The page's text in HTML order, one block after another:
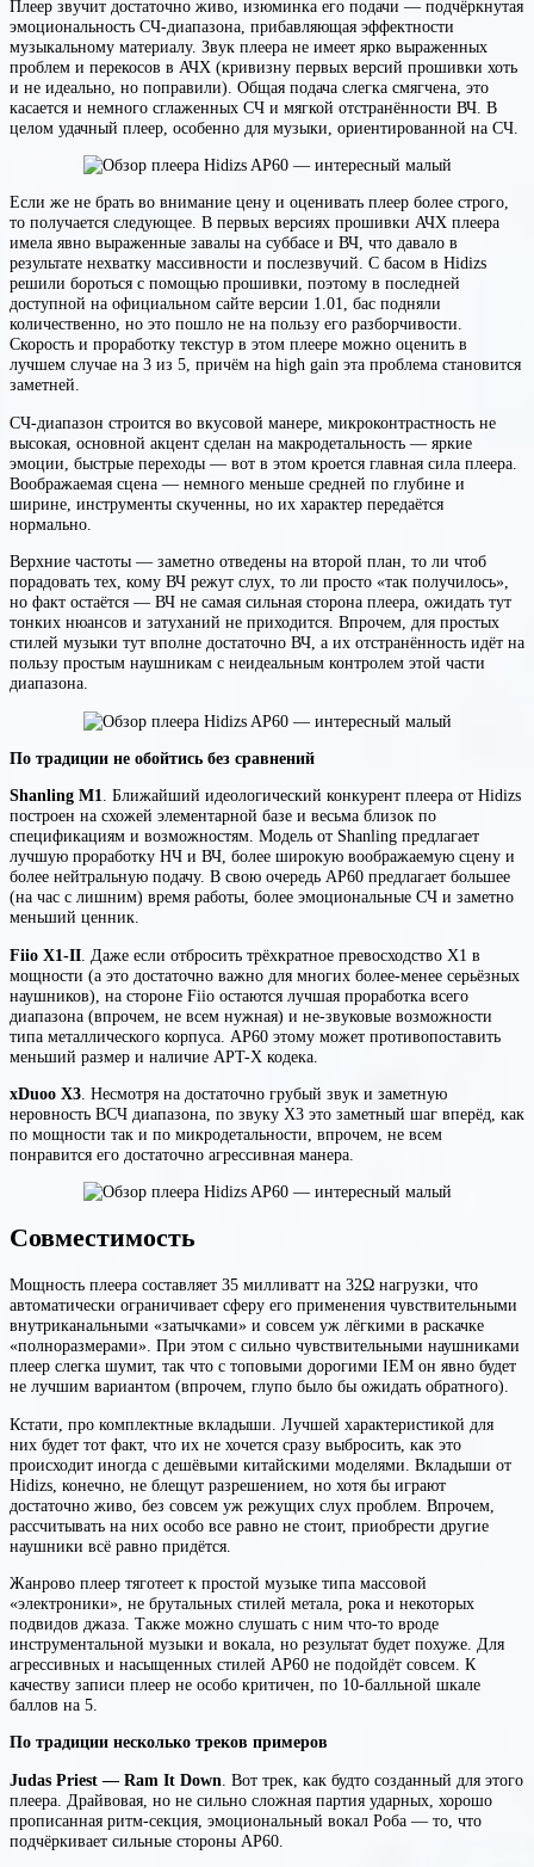
Плеер звучит достаточно живо, изюминка его подачи — подчёркнутая
эмоциональность СЧ-диапазона, прибавляющая эффектности
музыкальному материалу. Звук плеера не имеет ярко выраженных
проблем и перекосов в АЧХ (кривизну первых версий прошивки хоть
и не идеально, но поправили). Общая подача слегка смягчена, это
касается и немного сглаженных СЧ и мягкой отстранённости ВЧ. В
целом удачный плеер, особенно для музыки, ориентированной на СЧ.
Если же не брать во внимание цену и оценивать плеер более строго,
то получается следующее. В первых версиях прошивки АЧХ плеера
имела явно выраженные завалы на суббасе и ВЧ, что давало в
результате нехватку массивности и послезвучий. С басом в Hidizs
решили бороться с помощью прошивки, поэтому в последней
доступной на официальном сайте версии 1.01, бас подняли
количественно, но это пошло не на пользу его разборчивости.
Скорость и проработку текстур в этом плеере можно оценить в
лучшем случае на 3 из 5, причём на high gain эта проблема становится
заметней.
СЧ-диапазон строится во вкусовой манере, микроконтрастность не
высокая, основной акцент сделан на макродетальность — яркие
эмоции, быстрые переходы — вот в этом кроется главная сила плеера.
Воображаемая сцена — немного меньше средней по глубине и
ширине, инструменты скученны, но их характер передаётся
нормально.
Верхние частоты — заметно отведены на второй план, то ли чтоб
порадовать тех, кому ВЧ режут слух, то ли просто «так получилось»,
но факт остаётся — ВЧ не самая сильная сторона плеера, ожидать тут
тонких нюансов и затуханий не приходится. Впрочем, для простых
стилей музыки тут вполне достаточно ВЧ, а их отстранённость идёт на
пользу простым наушникам с неидеальным контролем этой части
диапазона.
По традиции не обойтись без сравнений
Shanling M1. Ближайший идеологический конкурент плеера от Hidizs
построен на схожей элементарной базе и весьма близок по
спецификациям и возможностям. Модель от Shanling предлагает
лучшую проработку НЧ и ВЧ, более широкую воображаемую сцену и
более нейтральную подачу. В свою очередь AP60 предлагает большее
(на час с лишним) время работы, более эмоциональные СЧ и заметно
меньший ценник.
Fiio X1-II . Даже если отбросить трёхкратное превосходство X1 в
мощности (а это достаточно важно для многих более-менее серьёзных
наушников), на стороне Fiio остаются лучшая проработка всего
диапазона (впрочем, не всем нужная) и не-звуковые возможности
типа металлического корпуса. AP60 этому может противопоставить
меньший размер и наличие APT-X кодека.
xDuoo X3 . Несмотря на достаточно грубый звук и заметную
неровность ВСЧ диапазона, по звуку X3 это заметный шаг вперёд, как
по мощности так и по микродетальности, впрочем, не всем
понравится его достаточно агрессивная манера.
Совместимость
Мощность плеера составляет 35 милливатт на 32Ω нагрузки, что
автоматически ограничивает сферу его применения чувствительными
внутриканальными «затычками» и совсем уж лёгкими в раскачке
«полноразмерами». При этом с сильно чувствительными наушниками
плеер слегка шумит, так что с топовыми дорогими IEM он явно будет
не лучшим вариантом (впрочем, глупо было бы ожидать обратного).
Кстати, про комплектные вкладыши. Лучшей характеристикой для
них будет тот факт, что их не хочется сразу выбросить, как это
происходит иногда с дешёвыми китайскими моделями. Вкладыши от
Hidizs, конечно, не блещут разрешением, но хотя бы играют
достаточно живо, без совсем уж режущих слух проблем. Впрочем,
рассчитывать на них особо все равно не стоит, приобрести другие
наушники всё равно придётся.
Жанрово плеер тяготеет к простой музыке типа массовой
«электроники», не брутальных стилей метала, рока и некоторых
подвидов джаза. Также можно слушать с ним что-то вроде
инструментальной музыки и вокала, но результат будет похуже. Для
агрессивных и насыщенных стилей AP60 не подойдёт совсем. К
качеству записи плеер не особо критичен, по 10-балльной шкале
баллов на 5.
По традиции несколько треков примеров
Judas Priest — Ram It Down . Вот трек, как будто созданный для этого
плеера. Драйвовая, но не сильно сложная партия ударных, хорошо
прописанная ритм-секция, эмоциональный вокал Роба — то, что
подчёркивает сильные стороны AP60.